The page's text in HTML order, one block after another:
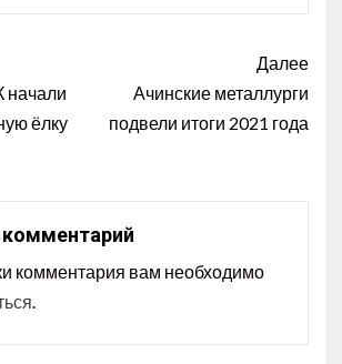
начали
ёлку
Далее
Ачинские металлурги
подвели итоги 2021 года
комментария вам необходимо
.